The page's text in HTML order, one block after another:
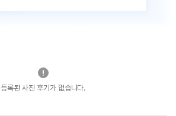
등록된 사진 후기가 없습니다.